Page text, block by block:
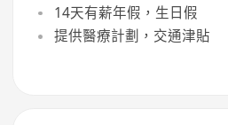
14天有薪年假，生日假
提供醫療計劃，交通津貼